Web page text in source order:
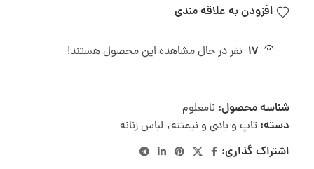
افزودن به علاقه مندی
17 نفر در حال مشاهده این محصول هستند!
شناسه محصول: نامعلوم
دسته: تاپ و بادی و نیمتنه, لباس زنانه
اشتراک گذاری: